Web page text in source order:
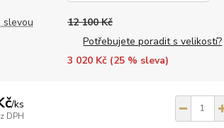
slevou
12 100 Kč
Potřebujete poradit s velikostí?
3 020 Kč (25% sleva)
/ks
DPH